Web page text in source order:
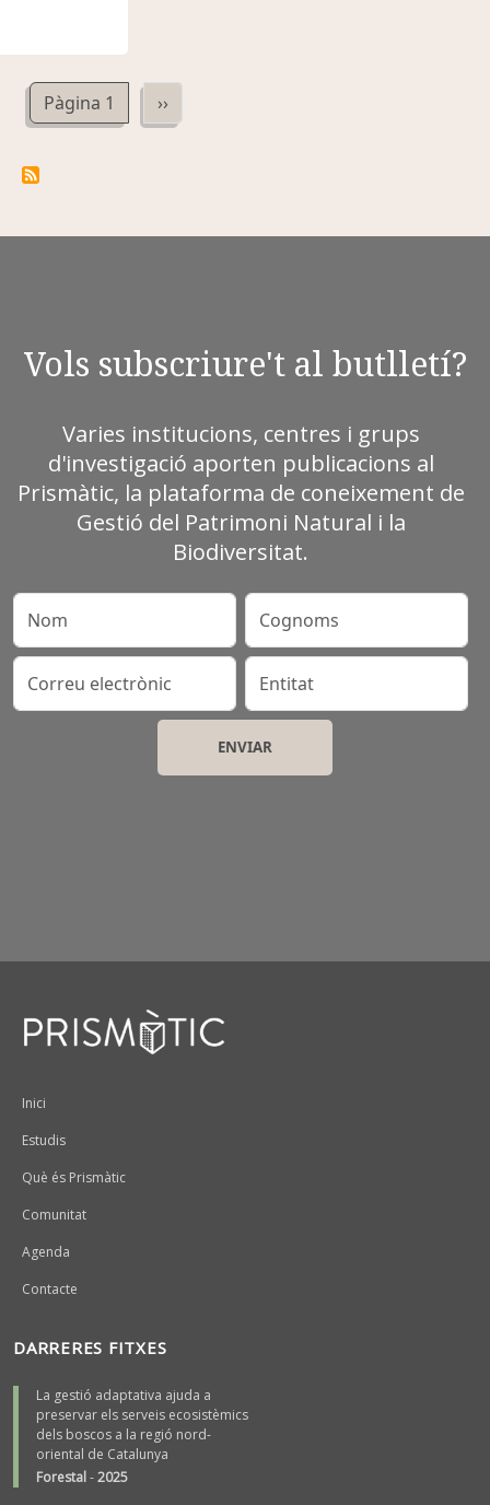
Pàgina 1 Pàgina següent
››
Vols subscriure't al butlletí?
Varies institucions, centres i grups
d'investigació aporten publicacions al
Prismàtic, la plataforma de coneixement de
Gestió del Patrimoni Natural i la
Biodiversitat.
Nom Cognoms
Correu electrònic Entitat
Peu
Inici
Estudis
Què és Prismàtic
Comunitat
Agenda
Contacte
DARRERES FITXES
La gestió adaptativa ajuda a
preservar els serveis ecosistèmics
dels boscos a la regió nord-
oriental de Catalunya
Forestal-2025